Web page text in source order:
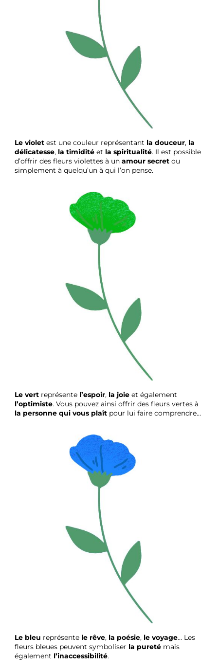
Le violet est une couleur représentant la douceur, la
délicatesse, la timidité et la spiritualité. Il est possible
d’offrir des fleurs violettes à un amour secret ou
simplement à quelqu’un à qui l’on pense.
Le vert représente l’espoir, la joie et également
l’optimiste. Vous pouvez ainsi offrir des fleurs vertes à
la personne qui vous plaît pour lui faire comprendre…
Le bleu représente le rêve, la poésie, le voyage… Les
fleurs bleues peuvent symboliser la pureté mais
également l’inaccessibilité.